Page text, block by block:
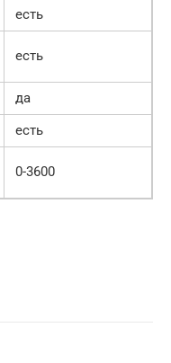
есть
есть
да
есть
0-3600